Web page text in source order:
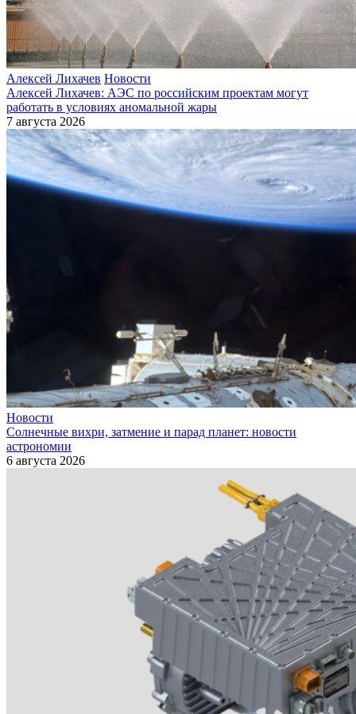
Алексей Лихачев Новости
Алексей Лихачев: АЭС по российским проектам могут
работать в условиях аномальной жары
7 августа 2026
Новости
Солнечные вихри, затмение и парад планет: новости
астрономии
6 августа 2026